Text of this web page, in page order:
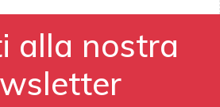
alla nostra